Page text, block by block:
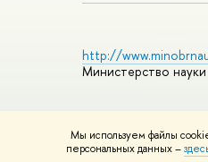
Мы используем файлы
персональных данных –
http://
Министерство
© НИУ ВШЭ 1993–2026
Шрифты HSE Sans и